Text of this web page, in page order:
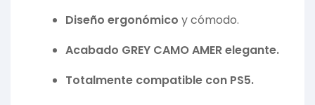
Diseño ergonómico y cómodo.
Acabado GREY CAMO AMER elegante.
Totalmente compatible con PS5.